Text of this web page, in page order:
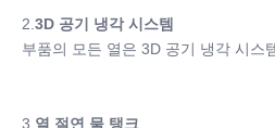
2.3D 공기 냉각 시스템
부품의 모든 열은 3D 공기 냉각 시스
3.열 절연 물 탱크